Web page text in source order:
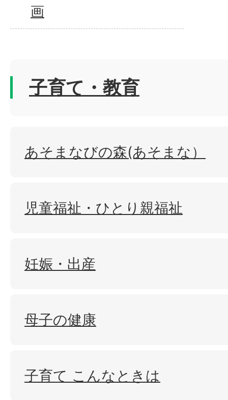
画
子育て・教育
あそまなびの森(あそまな）
児童福祉・ひとり親福祉
妊娠・出産
母子の健康
子育て こんなときは